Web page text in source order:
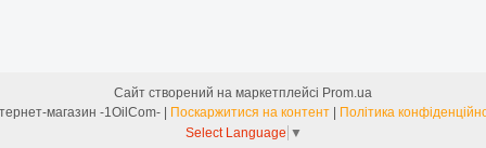
Сайт створений на маркетплейсі Prom.ua
Поскаржитися на контент
Політика
Select Language ▼